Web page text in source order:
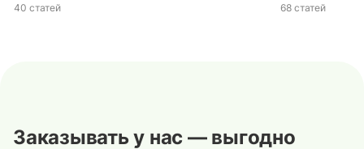
40 статей 68 статей
Заказывать у нас — выгодно